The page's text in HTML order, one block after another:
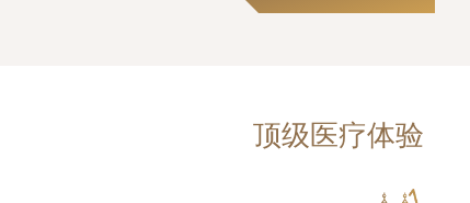
Locate
顶级医疗体验